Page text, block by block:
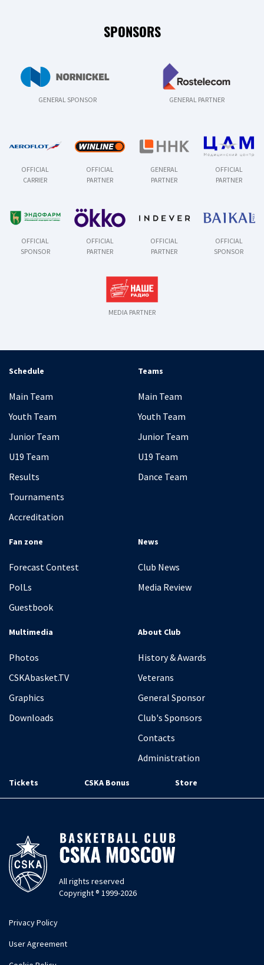
SPONSORS
GENERAL SPONSOR GENERAL PARTNER
OFFICIAL
CARRIER
OFFICIAL
PARTNER
GENERAL
PARTNER
OFFICIAL
PARTNER
OFFICIAL
SPONSOR
OFFICIAL
PARTNER
OFFICIAL
PARTNER
OFFICIAL
SPONSOR
MEDIA PARTNER
Schedule
Main Team
Youth Team
Junior Team
U19 Team
Results
Tournaments
Accreditation
Teams
Main Team
Youth Team
Junior Team
U19 Team
Dance Team
Fan zone
Forecast Contest
PolLs
Guestbook
News
Club News
Media Review
Multimedia
Photos
CSKAbasket.TV
Graphics
Downloads
About Club
History & Awards
Veterans
General Sponsor
Club's Sponsors
Contacts
Administration
Tickets CSKA Bonus Store
All rights reserved
Copyright ® 1999-2026
Privacy Policy
User Agreement